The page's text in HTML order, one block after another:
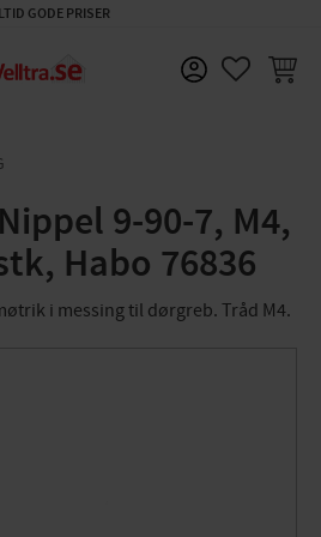
GODE PRISER
9-90-7, M4,
Habo 76836
i messing til dørgreb. Tråd M4.